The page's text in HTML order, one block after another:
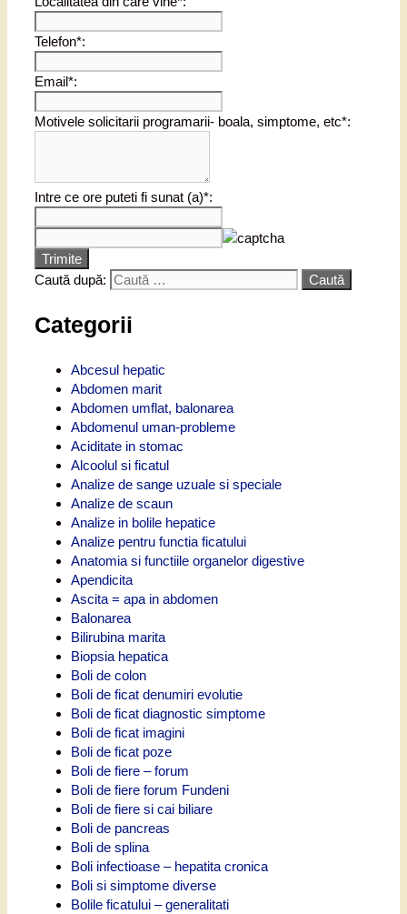
Telefon*:
Email*:
Motivele solicitarii programarii- boala, simptome, etc*:
Intre ce ore puteti fi sunat (a)*:
Trimite
Caută după:
Categorii
Abcesul hepatic
Abdomen marit
Abdomen umflat, balonarea
Abdomenul uman-probleme
Aciditate in stomac
Alcoolul si ficatul
Analize de sange uzuale si speciale
Analize de scaun
Analize in bolile hepatice
Analize pentru functia ficatului
Anatomia si functiile organelor digestive
Apendicita
Ascita = apa in abdomen
Balonarea
Bilirubina marita
Biopsia hepatica
Boli de colon
Boli de ficat denumiri evolutie
Boli de ficat diagnostic simptome
Boli de ficat imagini
Boli de ficat poze
Boli de fiere – forum
Boli de fiere forum Fundeni
Boli de fiere si cai biliare
Boli de pancreas
Boli de splina
Boli infectioase – hepatita cronica
Boli si simptome diverse
Bolile ficatului – generalitati